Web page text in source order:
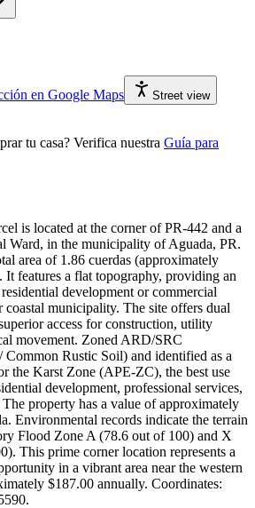
en Google Maps Street view
tu casa? Verifica nuestra Guía para
is located at the corner of PR-442 and a
Ward, in the municipality of Aguada, PR.
area of 1.86 cuerdas (approximately
It features a flat topography, providing an
development or commercial
coastal municipality. The site offers dual
access for construction, utility
movement. Zoned ARD/SRC
Rustic Soil) and identified as a
the Karst Zone (APE-ZC), the best use
development, professional services,
property has a value of approximately
Environmental records indicate the terrain
Flood Zone A (78.6 out of 100) and X
This prime corner location represents a
in a vibrant area near the western
$187.00 annually. Coordinates: